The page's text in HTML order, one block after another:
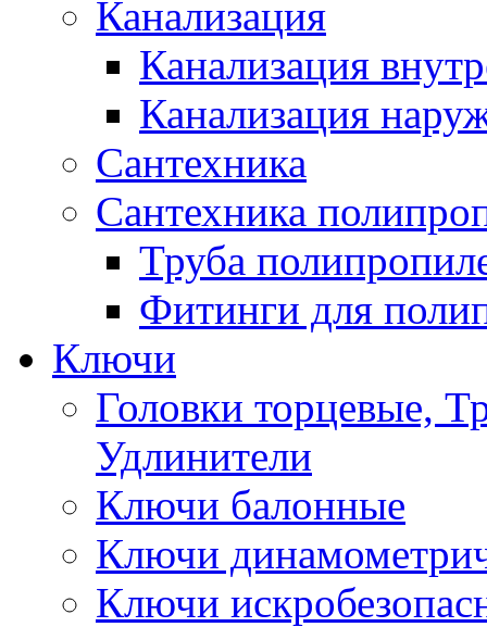
Канализация
Канализация
Канализация
Сантехника
Сантехника
Труба
Фитинги для
Ключи
Головки торцевые,
Удлинители
Ключи балонные
Ключи
Ключи